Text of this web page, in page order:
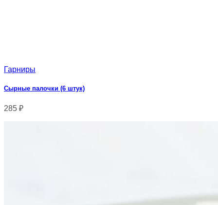
Гарниры
Сырные палочки (6 штук)
285 ₽